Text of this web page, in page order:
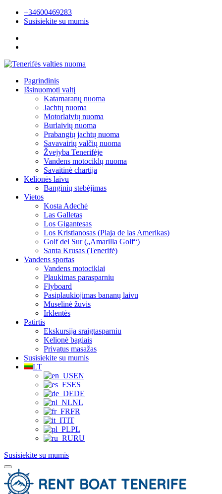
+34600469283
Susisiekite su mumis
Pagrindinis
Išsinuomoti valtį
Katamaranų nuoma
Jachtų nuoma
Motorlaivių nuoma
Burlaivių nuoma
Prabangių jachtų nuoma
Savavairių valčių nuoma
Žvejyba Tenerifėje
Vandens motociklų nuoma
Savaitinė chartija
Kelionės laivu
Banginių stebėjimas
Vietos
Kosta Adechė
Las Galletas
Los Gigantesas
Los Kristianosas (Plaja de las Amerikas)
Golf del Sur („Amarilla Golf“)
Santa Krusas (Tenerifė)
Vandens sportas
Vandens motociklai
Plaukimas parasparniu
Flyboard
Pasiplaukiojimas bananų laivu
Muselinė žuvis
Irklentės
Patirtis
Ekskursija sraigtasparniu
Kelionė bagiais
Privatus masažas
Susisiekite su mumis
LT
EN
ES
DE
NL
FR
IT
PL
RU
Susisiekite su mumis